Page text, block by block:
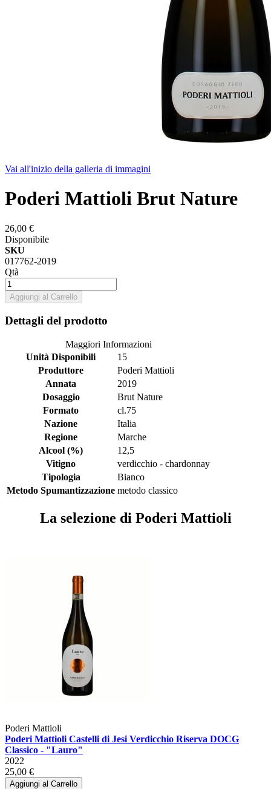
Vai all'inizio della galleria di immagini
Poderi Mattioli Brut Nature
26,00 €
Disponibile
SKU
017762-2019
Qtà
Aggiungi al Carrello
Dettagli del prodotto
Maggiori Informazioni
Unità Disponibili
15
Produttore
Poderi Mattioli
Annata
2019
Dosaggio
Brut Nature
Formato
cl.75
Nazione
Italia
Regione
Marche
Alcool (%)
12,5
Vitigno
verdicchio - chardonnay
Tipologia
Bianco
Metodo Spumantizzazione metodo classico
La selezione di Poderi Mattioli
Poderi Mattioli
Poderi Mattioli Castelli di Jesi Verdicchio Riserva DOCG
Classico - "Lauro"
2022
25,00 €
Aggiungi al Carrello